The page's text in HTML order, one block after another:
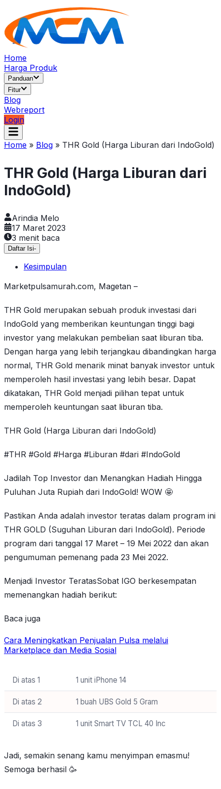
Home
Harga Produk
Panduan
Fitur
Blog
Webreport
Login
Home » Blog » THR Gold (Harga Liburan dari IndoGold)
THR Gold (Harga Liburan dari
IndoGold)
Arindia Melo
17 Maret 2023
3 menit baca
Daftar Isi-
Kesimpulan
Marketpulsamurah.com, Magetan –
THR Gold merupakan sebuah produk investasi dari
IndoGold yang memberikan keuntungan tinggi bagi
investor yang melakukan pembelian saat liburan tiba.
Dengan harga yang lebih terjangkau dibandingkan harga
normal, THR Gold menarik minat banyak investor untuk
memperoleh hasil investasi yang lebih besar. Dapat
dikatakan, THR Gold menjadi pilihan tepat untuk
memperoleh keuntungan saat liburan tiba.
THR Gold (Harga Liburan dari IndoGold)
#THR #Gold #Harga #Liburan #dari #IndoGold
Jadilah Top Investor dan Menangkan Hadiah Hingga
Puluhan Juta Rupiah dari IndoGold! WOW 🤩
Pastikan Anda adalah investor teratas dalam program ini
THR GOLD (Suguhan Liburan dari IndoGold). Periode
program dari tanggal 17 Maret – 19 Mei 2022 dan akan
pengumuman pemenang pada 23 Mei 2022.
Menjadi Investor TeratasSobat IGO berkesempatan
memenangkan hadiah berikut:
Baca juga
Cara Meningkatkan Penjualan Pulsa melalui
Marketplace dan Media Sosial
Di atas 1 1 unit iPhone 14
Di atas 2 1 buah UBS Gold 5 Gram
Di atas 3 1 unit Smart TV TCL 40 Inc
Jadi, semakin senang kamu menyimpan emasmu!
Semoga berhasil 🥳